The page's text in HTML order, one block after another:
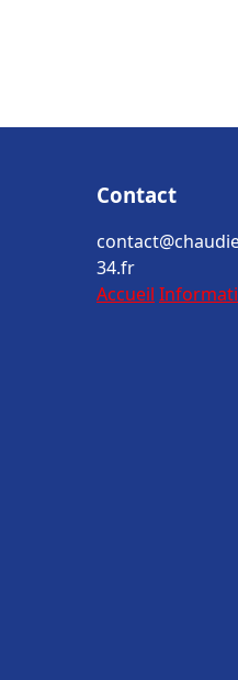
Contact
34.fr
Accueil